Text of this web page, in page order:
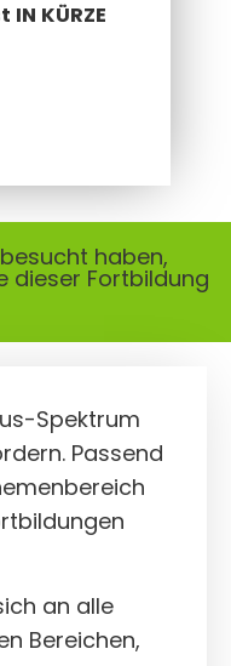
KÜRZE
haben,
dieser Fortbildung
Spektrum
Passend
an alle
Bereichen,